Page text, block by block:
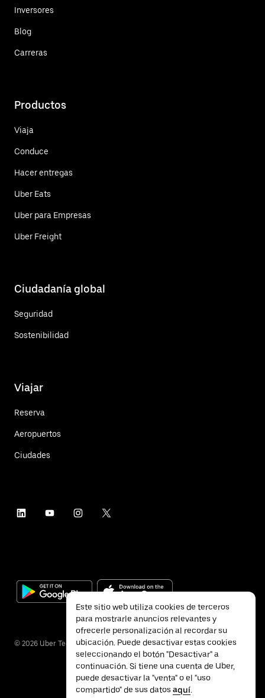
Inversores
Blog
Carreras
Productos
Viaja
Conduce
Hacer entregas
Uber Eats
Uber para Empresas
Uber Freight
Ciudadanía global
Seguridad
Sostenibilidad
Viajar
Reserva
Aeropuertos
Ciudades
© 2026 Uber Technologies Inc.
Este sitio web utiliza cookies de terceros
para mostrarle anuncios relevantes y
ofrecerle personalización al recordar su
ubicación. Puede desactivar estas cookies
seleccionando el botón "Desactivar" a
continuación. Si tiene una cuenta de Uber,
puede desactivar la "venta" o el "uso
compartido" de sus datos aquí.